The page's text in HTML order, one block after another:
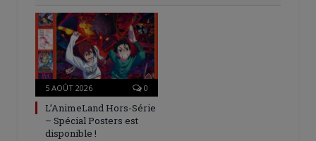
5 AOÛT 2026 0
L’AnimeLand Hors-Série
– Spécial Posters est
disponible !